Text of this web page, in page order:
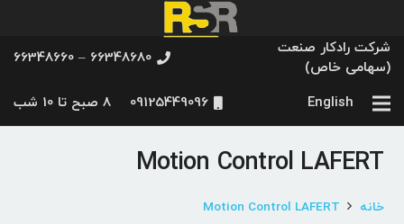
شرکت رادکار صنعت
(سهامی خاص)
66348680 – 66348660
English
09125449096 8 صبح تا 10 شب
Motion Control LAFERT
خانه Motion Control LAFERT